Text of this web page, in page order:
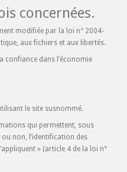
concernées.
modifiée par la loi n° 2004-
aux fichiers et aux libertés.
confiance dans l’économie
le site susnommé.
qui permettent, sous
non, l’identification des
» (article 4 de la loi n°